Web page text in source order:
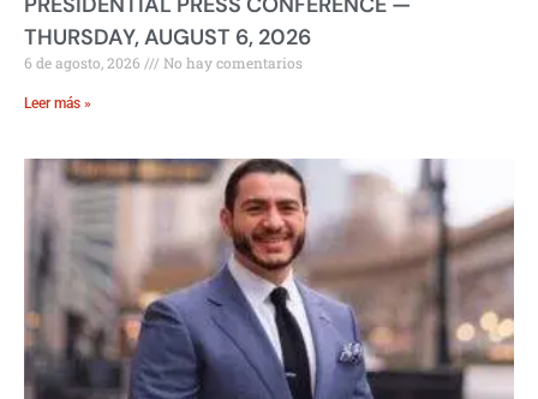
THURSDAY, AUGUST 6, 2026
6 de agosto, 2026 No hay comentarios
Leer más »